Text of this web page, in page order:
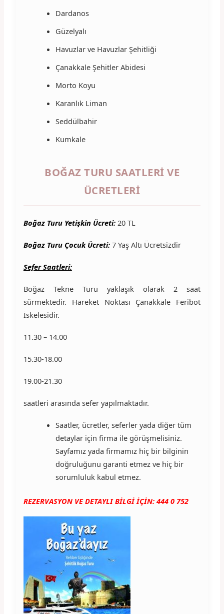
Dardanos
Güzelyalı
Havuzlar ve Havuzlar Şehitliği
Çanakkale Şehitler Abidesi
Morto Koyu
Karanlık Liman
Seddülbahir
Kumkale
BOĞAZ TURU SAATLERI VE
ÜCRETLERI
Boğaz Turu Yetişkin Ücreti:20 TL
Boğaz Turu Çocuk Ücreti:7 Yaş Altı Ücretsizdir
Sefer Saatleri:
Boğaz Tekne Turu yaklaşık olarak 2 saat
sürmektedir. Hareket Noktası Çanakkale Feribot
İskelesidir.
11.30 – 14.00
15.30-18.00
19.00-21.30
saatleri arasında sefer yapılmaktadır.
Saatler, ücretler, seferler yada diğer tüm
detaylar için firma ile görüşmelisiniz.
Sayfamız yada firmamız hiç bir bilginin
doğruluğunu garanti etmez ve hiç bir
sorumluluk kabul etmez.
REZERVASYON VE DETAYLI BİLGİ İÇİN: 444 0 752